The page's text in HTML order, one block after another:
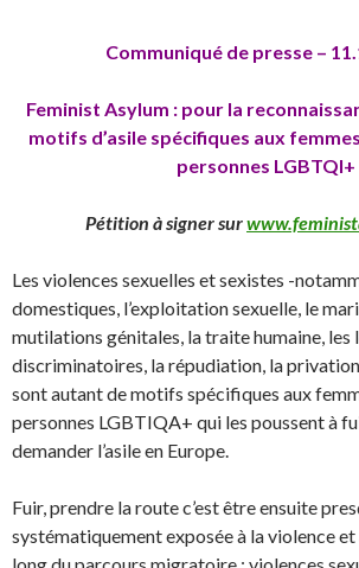
Communiqué de presse –
Feminist Asylum : pour la
motifs d’asile spécifiques aux
personnes LGBTQI+
Pétition à signer sur
Les violences sexuelles et sexistes -
domestiques, l’exploitation sexuelle, le
mutilations génitales, la traite humaine, les
discriminatoires, la répudiation, la
sont autant de motifs spécifiques aux
personnes LGBTIQA+ qui les poussent à
demander l’asile en Europe.
Fuir, prendre la route c’est être ensuite
systématiquement exposée à la violence et